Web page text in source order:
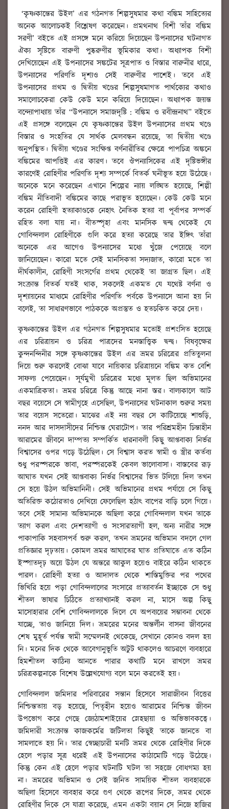
‘কৃষ্ণকান্তের উইল’ এর গঠনগত শিল্পসুষমার কথা বঙ্কিম সাহিত্যের
অনেক আলোচকই বিশ্লেষণ করেছেন। প্রমথনাথ বিশী তাঁর বঙ্কিম
সরণী’ বইতে এই প্রসঙ্গে মনে করিয়ে দিয়েছেন উপন্যাসের ঘটনাগত
ঐক্য সৃষ্টিতে বারুণী পুষ্করুণীর ভূমিকার কথা। অধ্যাপক বিশী
দেখিয়েছেন এই উপন্যাসের সঙ্কটের সূত্রপাত ও বিস্তার বারুনীর ধারে,
উপন্যাসের পরিণতি দৃশ্যও সেই বারুণীর পাশেই। তবে এই
উপন্যাসের প্রথম ও দ্বিতীয় খণ্ডের শিল্পসুষমাগত পার্থক্যের কথাও
সমালোচকেরা কেউ কেউ মনে করিয়ে দিয়েছেন। অধ্যাপক জয়ন্ত
বন্দ্যোপাধ্যায় তাঁর “উপন্যাসে সমাজদৃষ্টি : বঙ্কিম ও রবীন্দ্রনাথ” বইতে
এই প্রসঙ্গে বলেছেন যে কৃষ্ণকান্তের উইল উপন্যাসের প্রথম খণ্ডে
বিস্তার ও সংহতির যে সার্থক মেলবন্ধন রয়েছে, তা দ্বিতীয় খণ্ডে
অনুপস্থিত। দ্বিতীয় খণ্ডের সংক্ষিপ্ত বর্ণনারীতির ক্ষেত্রে পাপচিত্র অঙ্কনে
বঙ্কিমের আপত্তিই এর কারণ। তবে ঔপন্যাসিকের এই দৃষ্টিভঙ্গীর
কারণেই রোহিণীর পরিণতি দৃশ্য সম্পর্কে বিতর্ক ঘনীভূত হয়ে উঠেছে।
অনেকে মনে করেছেন এখানে শিল্পের ন্যায় লঙ্ঘিত হয়েছে, শিল্পী
বঙ্কিম নীতিবাদী বঙ্কিমের কাছে পরাভূত হয়েছেন। কেউ কেউ মনে
করেন রোহিণী হত্যাকাণ্ডকে নেহাৎ নৈতিক হত্যা বা পূর্বাপর সম্পর্ক
রহিত বলা যায় না। বীতস্পৃহা এবং মানসিক দ্বন্দ্ব থেকেই যে
গোবিন্দলাল রোহিণীকে গুলি করে হত্যা করেছে তার ইঙ্গিৎ তাঁরা
অনেকে এর আগেও উপন্যাসের মধ্যে খুঁজে পেয়েছে বলে
জানিয়েছেন। কারো মতে সেই মানসিকতা সদ্যজাত, কারো মতে তা
দীর্ঘকালীন, রোহিণী সংসর্গের প্রথম থেকেই তা জাগ্রত ছিল। এই
সংক্রান্ত বিতর্ক যতই থাক, সকলেই একমত যে যথেষ্ট বর্ণনা ও
দৃশ্যায়নের মাধ্যমে রোহিণীর পরিণতি পর্বকে উপন্যাসে আনা হয় নি
বলেই, তা সাধারণভাবে পাঠককে অপ্রস্তুত ও হতচকিত করে দেয়।
কৃষ্ণকান্তের উইল এর গঠনগত শিল্পসুষমার মতোই প্রশংসিত হয়েছে
এর চরিত্রায়ন ও চরিত্র পাত্রদের মনস্তাত্ত্বিক দ্বন্দ্ব। বিষবৃক্ষের
কুন্দনন্দিনীর সঙ্গে কৃষ্ণকান্তের উইল এর ভ্রমর চরিত্রের প্রতিতুলনা
দিয়ে শুরু করলেই বোঝা যাবে নায়িকার চরিত্রায়নে বঙ্কিম কত বেশি
সাফল্য পেয়েছেন। সূর্যমুখী চরিত্রের মধ্যে মূলত ছিল অভিমানের
একমাত্রিকতা। ভ্রমর চরিত্রে কিন্তু আছে নানা স্তর। বাল্যকালে আট
বছর বয়েসে সে স্বামীগৃহে এসেছিল, উপন্যাসের ঘটনাকাল শুরুর সময়
তার বয়েস সতেরো। মাঝের এই নয় বছর সে কাটিয়েছে শাশুড়ি,
ননদ আর দাসদাসীদের নিশ্চিন্ত ঘেরাটোপ। তার পরিশ্রমহীন চিন্তাহীন
আরামের জীবনে দাম্পত্য সম্পর্কিত ধারনাবলী কিছু আপ্তবাক্য নির্ভর
বিশ্বাসের ওপর গড়ে উঠেছিল। সে বিশ্বাস করত স্বামী ও স্ত্রীর কর্তব্য
শুধু পরস্পরকে ভাবা, পরস্পরকেই কেবল ভালোবাসা। বাস্তবের রূঢ়
আঘাত যখন সেই আপ্তবাক্য নির্ভর বিশ্বাসের ভিত টলিয়ে দিল তখন
সে হয়ে উঠল অভিমানিনী। সেই অভিমানের প্রথম পর্যায়ে সে কিছু
অতিরিক্ত কঠোরতাও দেখিয়ে ফেলেছিল হঠাৎ বাপের বাড়ি চলে গিয়ে।
তবে সেই সামান্য অভিমানকে অছিলা করে গোবিন্দলাল যখন তাকে
ত্যাগ করল এবং দেশত্যাগী ও সংসারত্যাগী হল, অন্য নারীর সঙ্গে
পাকাপাকি সহবাসপর্ব শুরু করল, তখন ভ্রমনের অভিমান বদলে গেল
প্রতিজ্ঞার দৃঢ়তায়। কোমল ভ্রমর আঘাতের ঘাত প্রতিঘাতে এত কঠিন
ইস্পাতদৃঢ় অয়ে উঠল যে অন্তরে আকুল হয়েও বাইরে কঠিন থাকতে
পারল। রোহিণী হত্যা ও আদালত থেকে শাস্তিমুক্তির পর পথের
ভিখিরি হয়ে পড়া গোবিন্দলালের সংসারে প্রত্যাবর্তন ইচ্ছাকে সে শুধু
শীতল ভাষার চিঠিতে প্রত্যাখ্যানই করল না, মাসে অল্প কিছু
মাসোহারার বেশি গোবিন্দলালকে দিলে যে অপব্যয়ের সম্ভাবনা থেকে
যাচ্ছে, তাও জানিয়ে দিল। ভ্রমরের মনের অন্তর্লীন বাসনা জীবনের
শেষ মুহূর্ত পর্যন্ত স্বামী সম্মেলনই থেকেছে, সেখানে কোনও বদল হয়
নি। মনের দিক থেকে আবেগানুভূতি অটুট থাকলেও আচরণে ব্যবহারে
হিমশীতল কাঠিন্য আনতে পারার কথাটি মনে রাখলে ভ্রমর
চরিত্রকল্পনাকে বিশেষ উল্লেখযোগ্য বলে মনে করতেই হয়।
গোবিন্দলাল জমিদার পরিবারের সন্তান হিসেবে সারাজীবন বিত্তের
নিশ্চিন্ততায় বড় হয়েছে, পিতৃহীন হয়েও আরামের নিশ্চিন্ত জীবন
উপভোগ করে গেছে জ্যেঠামশাইয়ের স্নেহছায়া ও অভিভাবকত্বে।
জমিদারী সংক্রান্ত কাজকর্মের জটিলতা কিছুই তাকে জানতে বা
সামলাতে হয় নি। তার স্বেচ্ছাচারী মনটি ভ্রমর থেকে রোহিণীর দিকে
হেলে পড়ার সূত্র ধরেই এই উপন্যাসের কাঠামোটি গড়ে উঠেছে।
কিন্তু কেন এই হেলে পড়ার ঘটনাটি ঘটল তা সহজে বোধগম্য হয়
না। ভ্রমরের অভিমান ও সেই জনিত সাময়িক শীতল ব্যবহারকে
অছিলা হিসেবে ব্যবহার করে গুণ থেকে রূপের দিকে, ভ্রমর থেকে
রোহিণীর দিকে সে যাত্রা করেছে, এমন একটা বয়ান সে নিজে হাজির